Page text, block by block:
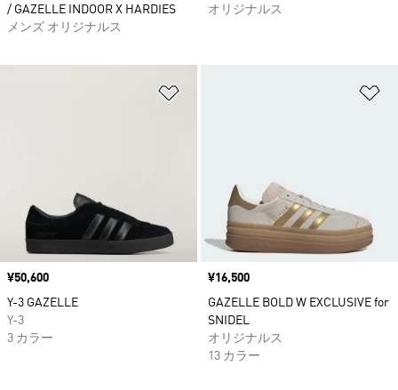
/ GAZELLE INDOOR X HARDIES
メンズ オリジナルス
オリジナルス
価格
¥50,600
Y-3 GAZELLE
Y-3
3 カラー
価格
¥16,500
GAZELLE BOLD W EXCLUSIVE for
SNIDEL
オリジナルス
13 カラー